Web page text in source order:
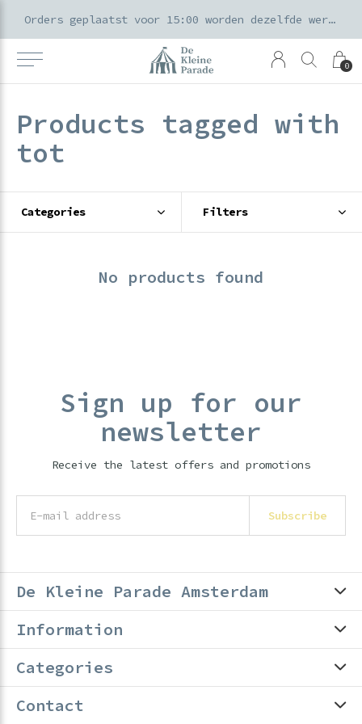
0
Orders geplaatst voor 15:00 worden dezelfde werkdag verzonden
Products tagged with
tot
Categories Filters
No products found
Sign up for our
newsletter
Receive the latest offers and promotions
Subscribe
De Kleine Parade Amsterdam
Information
Categories
Contact